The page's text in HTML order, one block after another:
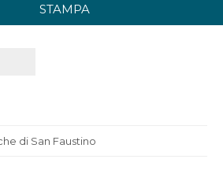
STAMPA
di San Faustino